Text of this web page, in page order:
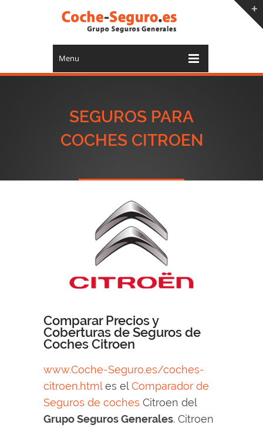
Menu
SEGUROS PARA
COCHES CITROEN
Comparar Precios y
Coberturas de Seguros de
Coches Citroen
www.Coche-Seguro.es/coches-
citroen.htmles elComparador de
Seguros de coches Citroen del
Grupo Seguros Generales. Citroen